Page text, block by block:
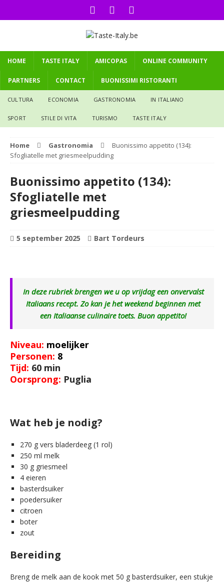
HOME TASTE ITALY AMICOPAS ONLINE COMMUNITY
PARTNERS CONTACT BUONISSIMI RISTORANTI
CULTURA ECONOMIA GASTRONOMIA IN ITALIANO
SPORT STILE DI VITA TURISMO TASTE ITALY
Home Gastronomia
Buonissimo appetito (134):
Sfogliatelle met griesmeelpudding
Buonissimo appetito (134):
Sfogliatelle met
griesmeelpudding
5 september 2025 Bart Tordeurs
In deze rubriek brengen we u op vrijdag een onvervalst
Italiaans recept. Zo kan je het weekend beginnen met
een Italiaanse culinaire toets. Buon appetito!
Niveau: moelijker
Personen: 8
Tijd: 60 min
Oorsprong: Puglia
Wat heb je nodig?
270 g vers bladerdeeg (1 rol)
250 ml melk
30 g griesmeel
4 eieren
basterdsuiker
poedersuiker
citroen
boter
zout
Bereiding
Breng de melk aan de kook met 50 g basterdsuiker, een stukje